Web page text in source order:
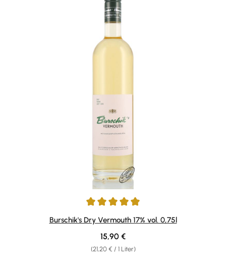
Durchschnittliche Bewertung von 5 von 5 Sternen
Burschik's Dry Vermouth 17% vol. 0,75l
(21,20 € / 1 Liter)
Regulärer Preis:
15,90 €